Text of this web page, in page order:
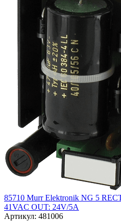
85710 Murr Elektronik NG 5
41VAC OUT: 24V/5A
Артикул: 481006